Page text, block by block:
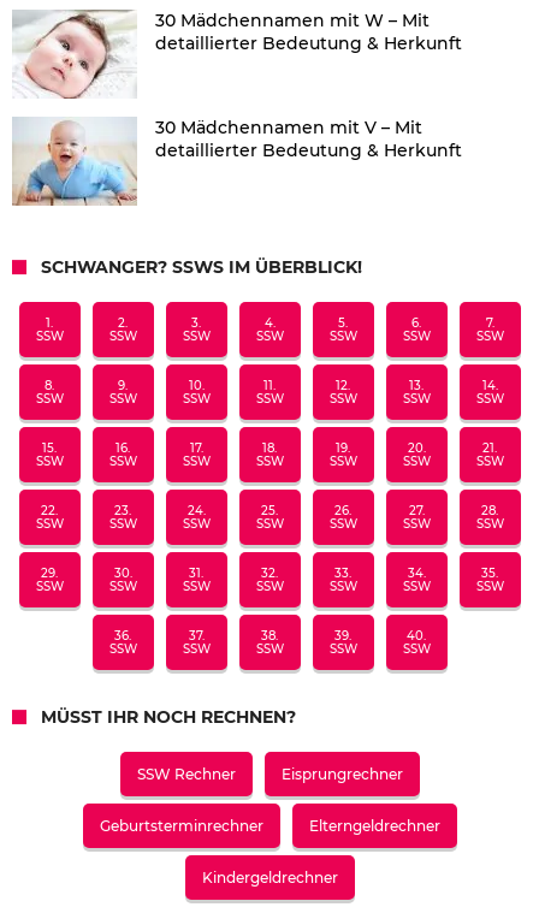
30 Mädchennamen mit W – Mit
detaillierter Bedeutung & Herkunft
30 Mädchennamen mit V – Mit
detaillierter Bedeutung & Herkunft
SCHWANGER? SSWS IM ÜBERBLICK!
1.
SSW
2.
SSW
3.
SSW
4.
SSW
5.
SSW
6.
SSW
7.
SSW
8.
SSW
9.
SSW
10.
SSW
11.
SSW
12.
SSW
13.
SSW
14.
SSW
15.
SSW
16.
SSW
17.
SSW
18.
SSW
19.
SSW
20.
SSW
21.
SSW
22.
SSW
23.
SSW
24.
SSW
25.
SSW
26.
SSW
27.
SSW
28.
SSW
29.
SSW
30.
SSW
31.
SSW
32.
SSW
33.
SSW
34.
SSW
35.
SSW
36.
SSW
37.
SSW
38.
SSW
39.
SSW
40.
SSW
MÜSST IHR NOCH RECHNEN?
SSW Rechner Eisprungrechner
Geburtsterminrechner Elterngeldrechner
Kindergeldrechner